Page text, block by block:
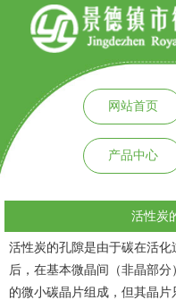
网站首页
产品中心
活性炭
活性炭的孔隙是由于碳在活
后，在基本微晶间（非晶部
的微小碳晶片组成，但其晶